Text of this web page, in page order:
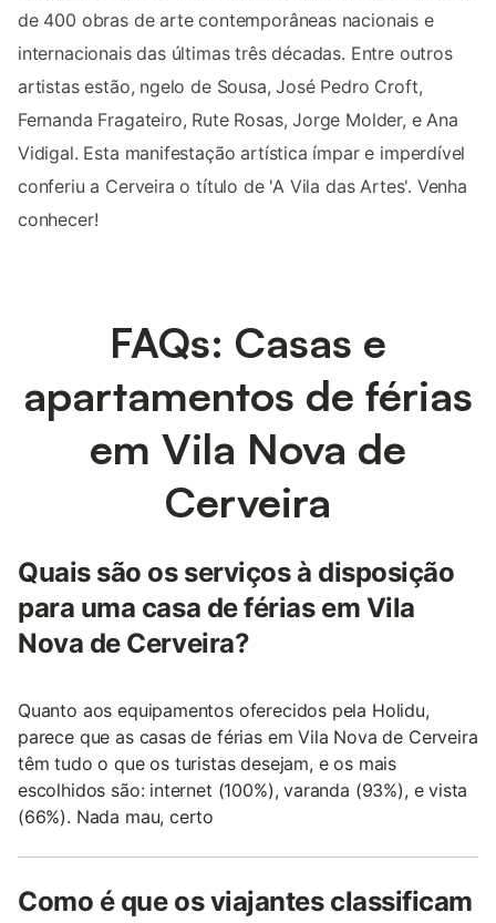
de 400 obras de arte contemporâneas nacionais e
internacionais das últimas três décadas. Entre outros
artistas estão, ngelo de Sousa, José Pedro Croft,
Fernanda Fragateiro, Rute Rosas, Jorge Molder, e Ana
Vidigal. Esta manifestação artística ímpar e imperdível
conferiu a Cerveira o título de 'A Vila das Artes'. Venha
conhecer!
FAQs: Casas e
apartamentos de férias
em Vila Nova de
Cerveira
Quais são os serviços à disposição
para uma casa de férias em Vila
Nova de Cerveira?
Quanto aos equipamentos oferecidos pela Holidu,
parece que as casas de férias em Vila Nova de Cerveira
têm tudo o que os turistas desejam, e os mais
escolhidos são: internet (100%), varanda (93%), e vista
(66%). Nada mau, certo
Como é que os viajantes classificam